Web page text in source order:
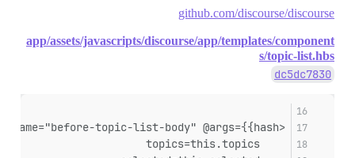
github.com/discourse/discourse
app/assets/javascripts/discourse/app/templates/component
s/topic-list.hbs
dc5dc7830
<PluginOutlet @name="before-topic-list-body" @args={{hash